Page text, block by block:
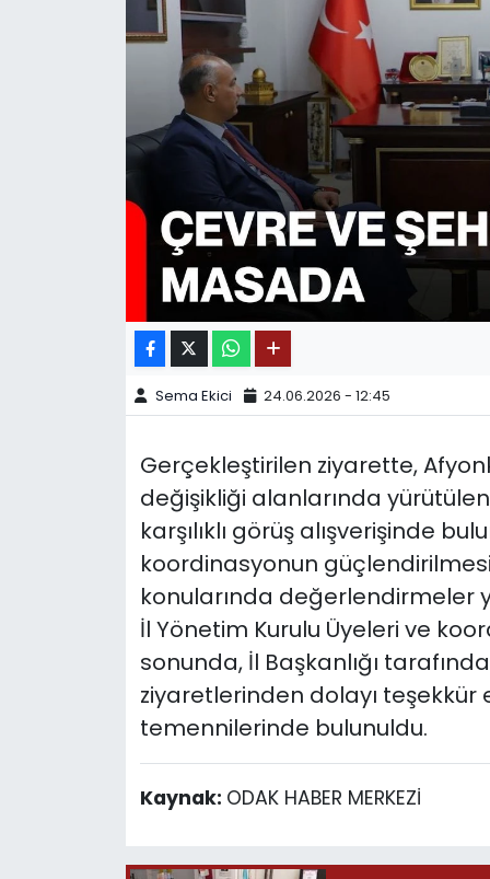
Sema Ekici 24.06.2026 - 12:45
Gerçekleştirilen ziyarette,
değişikliği alanlarında
karşılıklı görüş alışverişinde
koordinasyonun
konularında değerlendirmeler
İl Yönetim Kurulu Üyeleri ve
sonunda, İl Başkanlığı
ziyaretlerinden dolayı teşekkür
temennilerinde bulunuldu.
Kaynak: ODAK HABER MERKEZİ